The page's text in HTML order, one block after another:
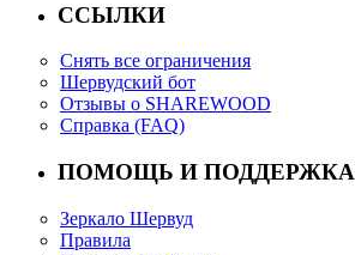
ССЫЛКИ
Снять все ограничения
Шервудский бот
Отзывы о SHAREWOOD
Справка (FAQ)
ПОМОЩЬ И ПОДДЕРЖКА
Зеркало Шервуд
Правила